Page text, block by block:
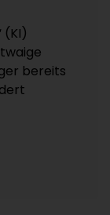
(KI)
bereits